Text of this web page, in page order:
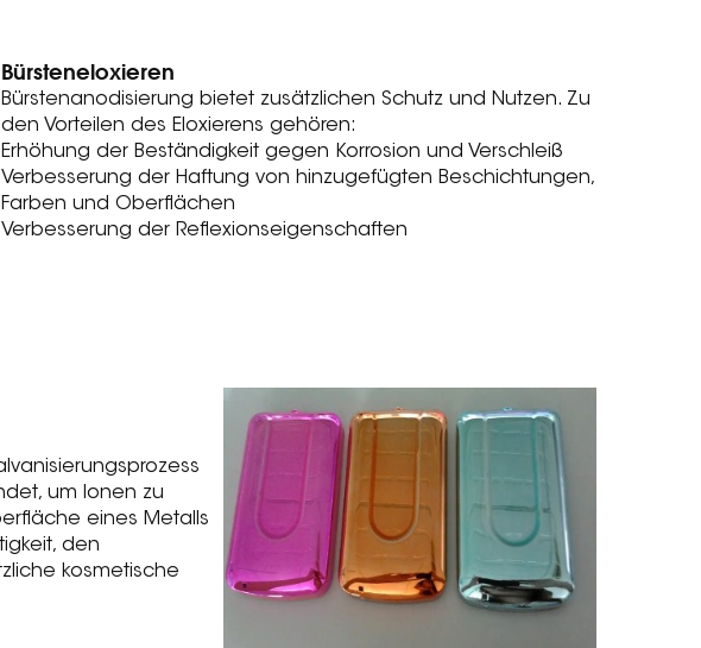
Bürsteneloxieren
Bürstenanodisierung bietet zusätzlichen Schutz und Nutzen. Zu
den Vorteilen des Eloxierens gehören:
Erhöhung der Beständigkeit gegen Korrosion und Verschleiß
Verbesserung der Haftung von hinzugefügten Beschichtungen,
Farben und Oberflächen
Verbesserung der Reflexionseigenschaften
um Ionen zu
eines Metalls
den
kosmetische